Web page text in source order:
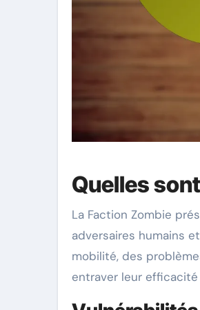
Quelles
La Faction Zombie
adversaires humains
mobilité, des
entraver leur